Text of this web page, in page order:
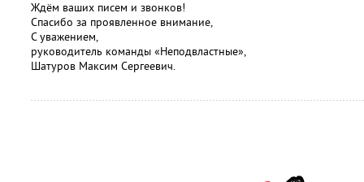
Ждём ваших писем и звонков!
Спасибо за проявленное внимание,
С уважением,
руководитель команды «Неподвластные»,
Шатуров Максим Сергеевич.